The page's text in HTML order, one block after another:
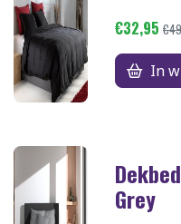
€32,95
In
Grey